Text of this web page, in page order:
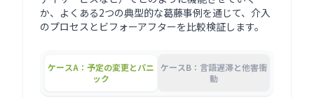
か、よくある2つの典型的な葛藤事例を通じて、介入
のプロセスとビフォーアフターを比較検証します。
ケースA：予定の変更とパニ
ック
ケースB：言語遅滞と他害衝
動